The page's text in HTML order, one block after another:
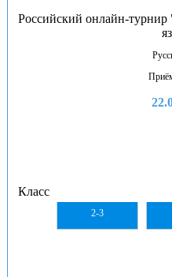
Российский онлайн-турнир
Класс
2-3